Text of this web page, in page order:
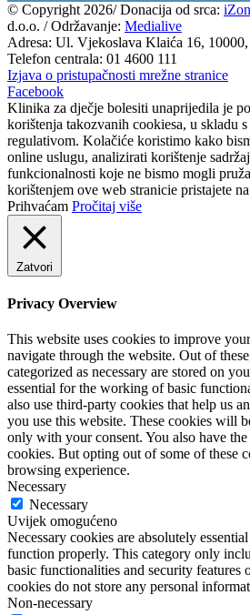
© Copyright 2026/ Donacija od srca:
d.o.o. / Održavanje: Medialive
Adresa: Ul. Vjekoslava Klaića 16,
Telefon centrala: 01 4600 111
Izjava o pristupačnosti mrežne stranice
Facebook
Klinika za dječje bolesiti unaprijedila je
korištenja takozvanih cookiesa, u skladu
regulativom. Kolačiće koristimo kako
online uslugu, analizirati korištenje
funkcionalnosti koje ne bismo mogli
korištenjem ove web stranicie pristajete
Prihvaćam Pročitaj više
Zatvori
Privacy Overview
This website uses cookies to improve
navigate through the website. Out of
categorized as necessary are stored on
essential for the working of basic
also use third-party cookies that help us
you use this website. These cookies will
only with your consent. You also have
cookies. But opting out of some of these
browsing experience.
Necessary
Necessary
Uvijek omogućeno
Necessary cookies are absolutely
function properly. This category only
basic functionalities and security features
cookies do not store any personal
Non-necessary